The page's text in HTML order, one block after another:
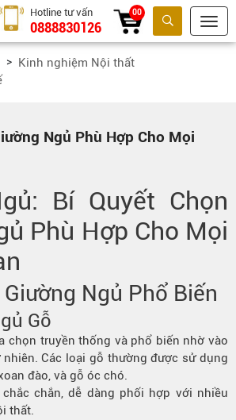
Tìm kiếm
Hotline tư vấn
0888830126
00
Kinh nghiệm Nội thất
Ngủ Phù Hợp Cho Mọi
Bí Quyết Chọn
Phù Hợp Cho Mọi
Ngủ Phổ Biến
Gỗ
chọn truyền thống và phổ biến nhờ vào
Các loại gỗ thường được sử dụng
đào, và gỗ óc chó.
chắc chắn, dễ dàng phối hợp với nhiều
thất.